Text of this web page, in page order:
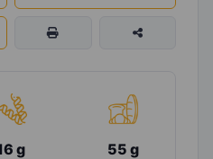
g 55 g